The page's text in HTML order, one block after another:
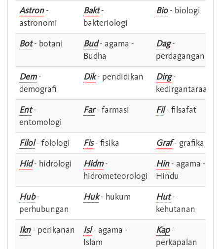
Astron-
astronomi
Bakt-
bakteriologi
Bio- biologi
Bot- botani Bud- agama -
Budha
Dag-
perdagangan
Dem-
demografi
Dik- pendidikan Dirg-
kedirgantaraan
Ent-
entomologi
Far- farmasi Fil- filsafat
Filol- folologi Fis- fisika Graf- grafika
Hid- hidrologi Hidm-
hidrometeorologi
Hin- agama -
Hindu
Hub-
perhubungan
Huk- hukum Hut-
kehutanan
Ikn- perikanan Isl- agama -
Islam
Kap-
perkapalan